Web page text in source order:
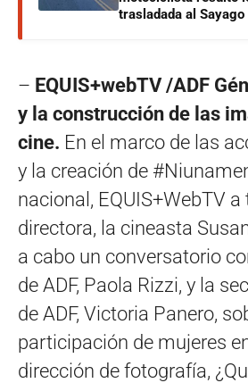
trasladada al Sayago
– EQUIS+webTV /ADF
y la construcción de las
cine. En el marco de las
y la creación de
nacional, EQUIS+WebTV
directora, la cineasta
a cabo un conversatorio
de ADF, Paola Rizzi, y la
de ADF, Victoria Panero,
participación de mujeres
dirección de fotografía,